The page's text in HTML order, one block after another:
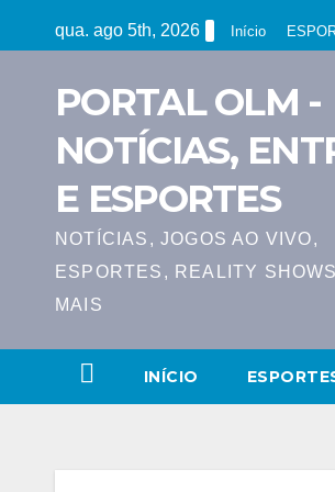
to
qua. ago 5th, 2026 Início
PORTAL OLM -
NOTÍCIAS,
E ESPORTES
NOTÍCIAS, JOGOS AO VIVO,
ESPORTES, REALITY
MAIS
INÍCIO